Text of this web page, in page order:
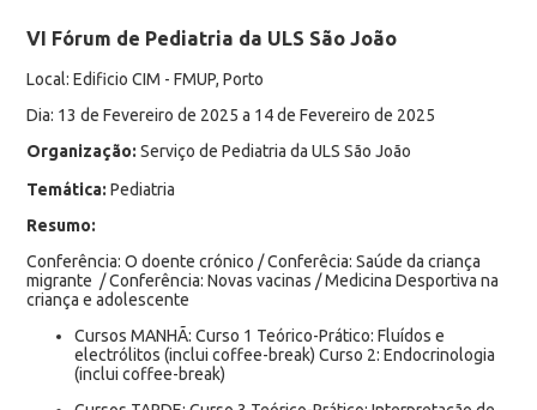
VI Fórum de Pediatria da ULS São João
Local: Edificio CIM - FMUP, Porto
Dia: 13 de Fevereiro de 2025 a 14 de Fevereiro de 2025
Organização: Serviço de Pediatria da ULS São João
Temática: Pediatria
Resumo:
Conferência: O doente crónico / Conferêcia: Saúde da criança
migrante / Conferência: Novas vacinas / Medicina Desportiva na
criança e adolescente
Cursos MANHÃ: Curso 1 Teórico-Prático: Fluídos e
electrólitos (inclui coffee-break) Curso 2: Endocrinologia
(inclui coffee-break)